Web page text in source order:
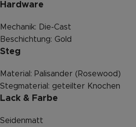
Hardware
Mechanik: Die-Cast
Beschichtung: Gold
Steg
Material: Palisander (Rosewood)
Stegmaterial: geteilter Knochen
Lack & Farbe
Seidenmatt